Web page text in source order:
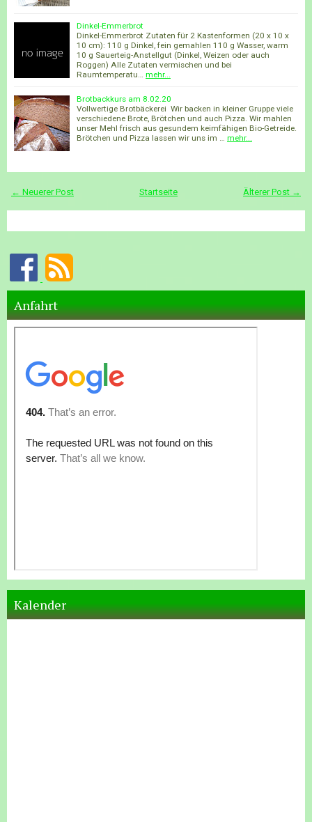
Dinkel-Emmerbrot
Dinkel-Emmerbrot Zutaten für 2 Kastenformen (20 x 10 x
10 cm): 110 g Dinkel, fein gemahlen 110 g Wasser, warm
10 g Sauerteig-Anstellgut (Dinkel, Weizen oder auch
Roggen) Alle Zutaten vermischen und bei
Raumtemperatu… mehr...
Brotbackkurs am 8.02.20
Vollwertige Brotbäckerei Wir backen in kleiner Gruppe viele
verschiedene Brote, Brötchen und auch Pizza. Wir mahlen
unser Mehl frisch aus gesundem keimfähigen Bio-Getreide.
Brötchen und Pizza lassen wir uns im … mehr...
← Neuerer Post Älterer Post →
Startseite
Anfahrt
Kalender